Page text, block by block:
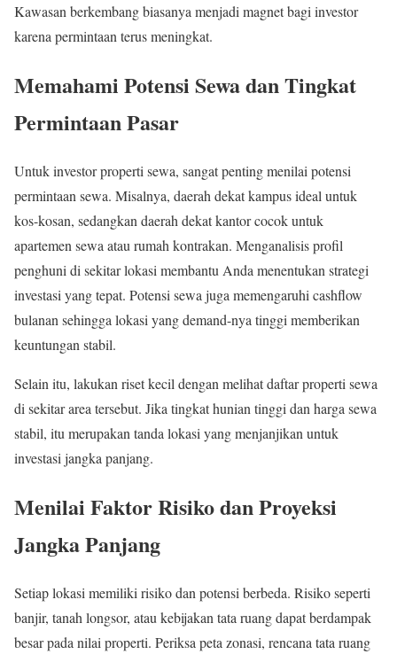
Kawasan berkembang biasanya menjadi magnet bagi investor
karena permintaan terus meningkat.
Memahami Potensi Sewa dan Tingkat
Permintaan Pasar
Untuk investor properti sewa, sangat penting menilai potensi
permintaan sewa. Misalnya, daerah dekat kampus ideal untuk
kos-kosan, sedangkan daerah dekat kantor cocok untuk
apartemen sewa atau rumah kontrakan. Menganalisis profil
penghuni di sekitar lokasi membantu Anda menentukan strategi
investasi yang tepat. Potensi sewa juga memengaruhi cashflow
bulanan sehingga lokasi yang demand-nya tinggi memberikan
keuntungan stabil.
Selain itu, lakukan riset kecil dengan melihat daftar properti sewa
di sekitar area tersebut. Jika tingkat hunian tinggi dan harga sewa
stabil, itu merupakan tanda lokasi yang menjanjikan untuk
investasi jangka panjang.
Menilai Faktor Risiko dan Proyeksi
Jangka Panjang
Setiap lokasi memiliki risiko dan potensi berbeda. Risiko seperti
banjir, tanah longsor, atau kebijakan tata ruang dapat berdampak
besar pada nilai properti. Periksa peta zonasi, rencana tata ruang